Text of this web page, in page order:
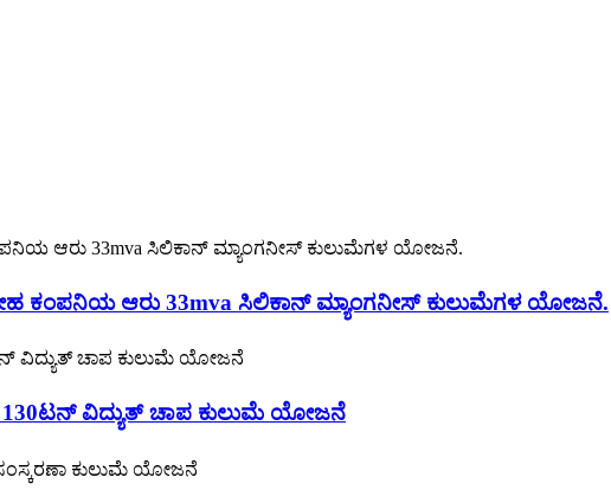
ಕಂಪನಿಯ ಆರು 33mva ಸಿಲಿಕಾನ್ ಮ್ಯಾಂಗನೀಸ್ ಕುಲುಮೆಗಳ ಯೋಜನೆ.
130ಟನ್ ವಿದ್ಯುತ್ ಚಾಪ ಕುಲುಮೆ ಯೋಜನೆ